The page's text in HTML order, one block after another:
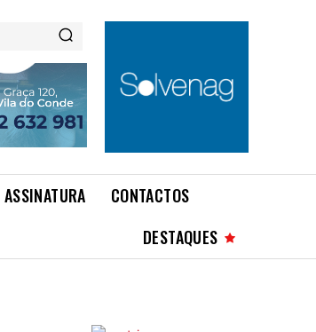
ASSINATURA
CONTACTOS
DESTAQUES